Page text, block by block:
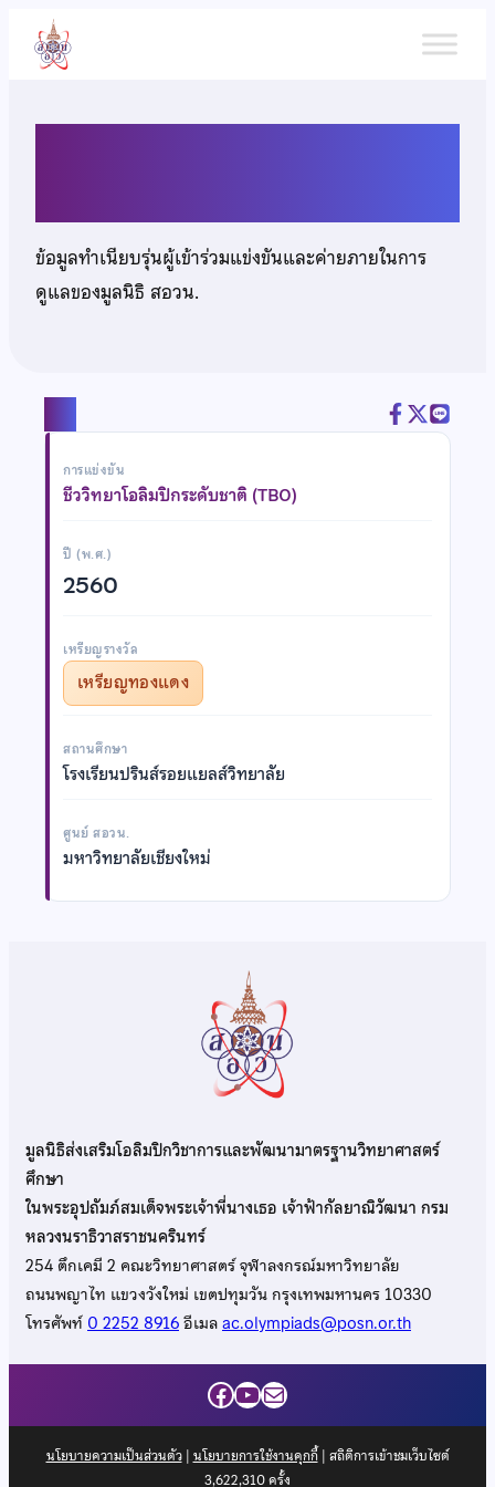
เนื้อหา
ข้อมูลทำเนียบรุ่นผู้เข้าร่วมแข่งขันและค่ายภายในการ
ดูแลของมูลนิธิ สอวน.
การแข่งขัน
ชีววิทยาโอลิมปิกระดับชาติ (TBO)
ปี (พ.ศ.)
2560
เหรียญรางวัล
เหรียญทองแดง
สถานศึกษา
โรงเรียนปรินส์รอยแยลส์วิทยาลัย
ศูนย์ สอวน.
มหาวิทยาลัยเชียงใหม่
มูลนิธิส่งเสริมโอลิมปิกวิชาการและพัฒนามาตรฐานวิทยาศาสตร์
ศึกษา
ในพระอุปถัมภ์สมเด็จพระเจ้าพี่นางเธอ เจ้าฟ้ากัลยาณิวัฒนา กรม
หลวงนราธิวาสราชนครินทร์
254 ตึกเคมี 2 คณะวิทยาศาสตร์ จุฬาลงกรณ์มหาวิทยาลัย
ถนนพญาไท แขวงวังใหม่ เขตปทุมวัน กรุงเทพมหานคร 10330
โทรศัพท์0 2252 8916อีเมลac.olympiads@posn.or.th
Facebook
YouTube
Mail
นโยบายความเป็นส่วนตัว| นโยบายการใช้งานคุกกี้| สถิติการเข้าชมเว็บไซต์
3,622,310ครั้ง